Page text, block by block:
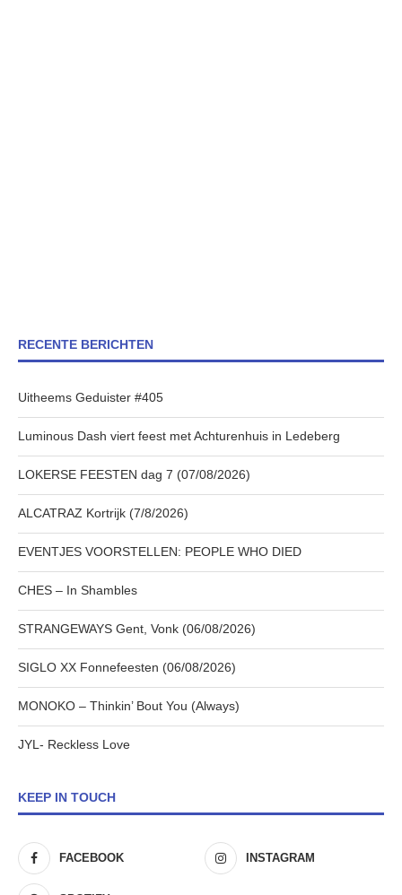
RECENTE BERICHTEN
Uitheems Geduister #405
Luminous Dash viert feest met Achturenhuis in Ledeberg
LOKERSE FEESTEN dag 7 (07/08/2026)
ALCATRAZ Kortrijk (7/8/2026)
EVENTJES VOORSTELLEN: PEOPLE WHO DIED
CHES – In Shambles
STRANGEWAYS Gent, Vonk (06/08/2026)
SIGLO XX Fonnefeesten (06/08/2026)
MONOKO – Thinkin’ Bout You (Always)
JYL- Reckless Love
KEEP IN TOUCH
FACEBOOK INSTAGRAM